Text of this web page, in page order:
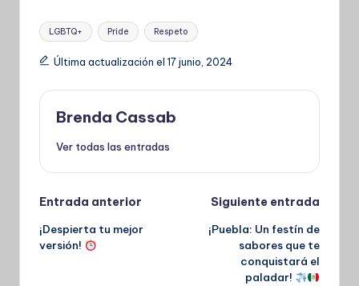
Etiquetas:
LGBTQ+ Pride Respeto
Última actualización el 17 junio, 2024
Brenda Cassab
Ver todas las entradas
Navegación
de
Entrada anterior
¡Despierta tu mejor
versión!
Siguiente entrada
¡Puebla: Un festín de
sabores que te
conquistará el
paladar!